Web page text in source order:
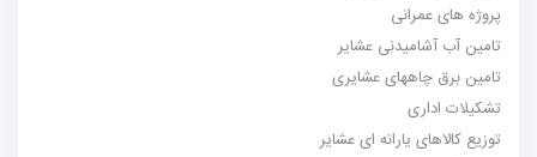
پروژه های عمرانی
تامین آب آشامیدنی عشایر
تامین برق چاههای عشایری
تشکیلات اداری
توزیع کالاهای یارانه ای عشایر